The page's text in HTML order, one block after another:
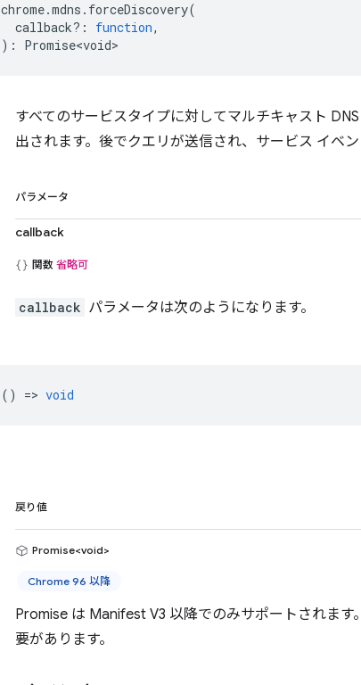
chrome.mdns . forceDiscovery(
callback? : function,
) : Promise<void>
すべてのサービスタイプに対してマルチキャスト DNS
出されます。後でクエリが送信され、サービス イベン
パラメータ
callback
関数 省略可
callback パラメータは次のようになります。
() => void
戻り値
Promise<void>
Chrome 96 以降
Promise は Manifest V3 以降でのみサポートされま
要があります。